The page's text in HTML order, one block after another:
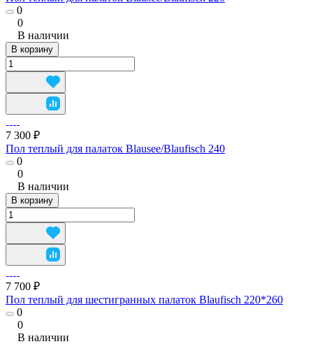
0
0
В наличии
В корзину
7 300 ₽
Пол теплый для палаток Blausee/Blaufisch 240
0
0
В наличии
В корзину
7 700 ₽
Пол теплый для шестигранных палаток Blaufisch 220*260
0
0
В наличии